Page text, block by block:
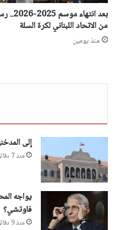
بعد انتهاء موسم
من الاتحاد اللبناني لكرة السلة
منذ يومين
إلى
منذ 7 دقائق
يواجه
فاوتشي؟
منذ 9 دقائق